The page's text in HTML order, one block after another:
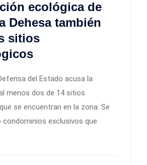
ecológica de
Dehesa también
sitios
del Estado acusa la
menos dos de 14 sitios
se encuentran en la zona. Se
exclusivos que